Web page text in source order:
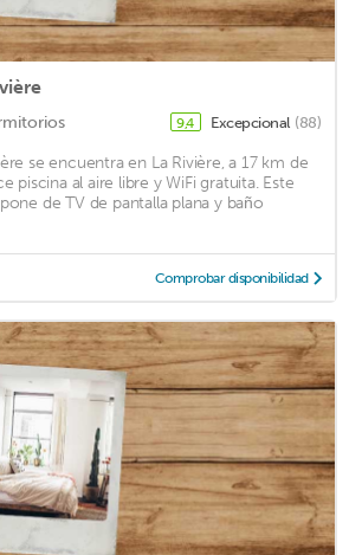
9,4 Excepcional (88)
se encuentra en La Rivière, a 17 km de
piscina al aire libre y WiFi gratuita. Este
de TV de pantalla plana y baño
Comprobar disponibilidad